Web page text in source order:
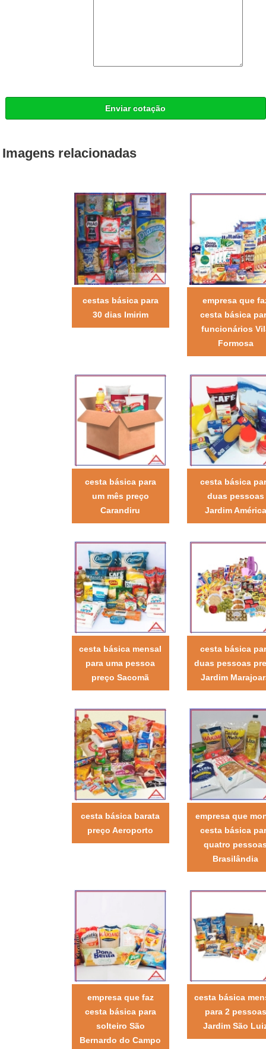
Enviar cotação
Imagens relacionadas
cestas básica para
30 dias Imirim
empresa que
cesta básica
funcionários
Formosa
cesta básica para
um mês preço
Carandiru
cesta básica
duas pessoas
Jardim América
cesta básica mensal
para uma pessoa
preço Sacomã
cesta básica
duas pessoas
Jardim
cesta básica barata
preço Aeroporto
empresa que
cesta básica
quatro
Brasilândia
empresa que faz
cesta básica para
solteiro São
Bernardo do Campo
cesta básica
para 2 pessoas
Jardim São